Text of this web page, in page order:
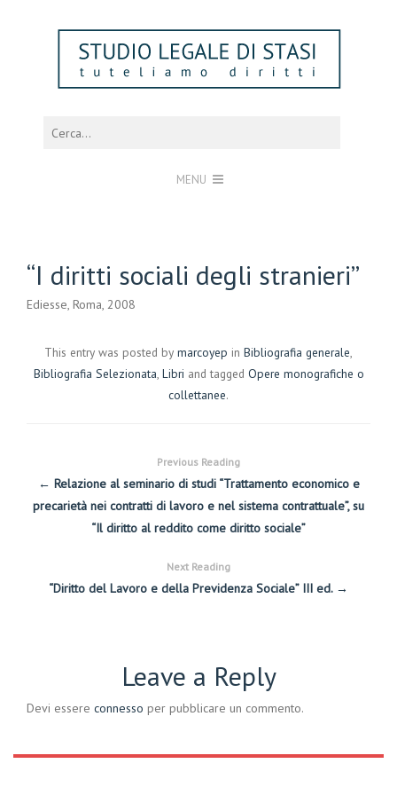
MENU
“I diritti sociali degli stranieri”
Ediesse, Roma, 2008
This entry was posted by marcoyep in Bibliografia generale
Bibliografia Selezionata Libri and tagged Opere monografiche o
collettanee.
Previous Reading
← Relazione al seminario di studi “Trattamento economico e
precarietà nei contratti di lavoro e nel sistema contrattuale”, su
“Il diritto al reddito come diritto sociale”
Next Reading
“Diritto del Lavoro e della Previdenza Sociale” III ed. →
Leave a Reply
Devi essere connesso per pubblicare un commento.